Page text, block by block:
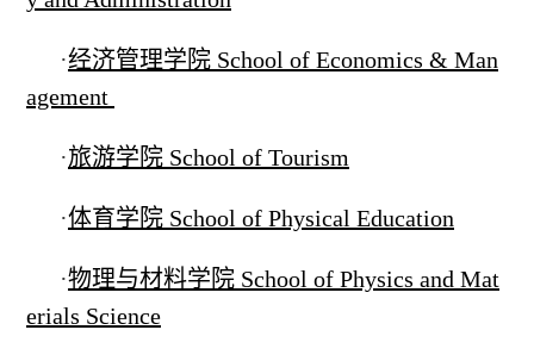
·经济管理学院 School of Economics & Man
agement
·旅游学院 School of Tourism
·体育学院 School of Physical Education
·物理与材料学院 School of Physics and Mat
erials Science